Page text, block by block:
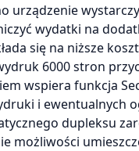
urządzenie
wydatki na
się na niższe
6000 stron
wspiera funkcja
i ewentualnych
dupleksu
możliwości